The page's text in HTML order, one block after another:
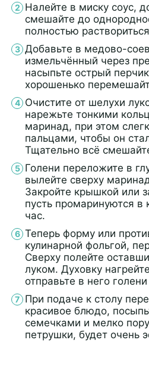
Налейте в миску соус,
смешайте до
полностью
Добавьте в медово-
измельчённый через
насыпьте острый
хорошенько
Очистите от шелухи
нарежьте тонкими
маринад, при этом
пальцами, чтобы он
Тщательно всё
Голени переложите в
вылейте сверху
Закройте крышкой или
пусть промаринуются в
час.
Теперь форму или
кулинарной фольгой,
Сверху полейте
луком. Духовку
отправьте в него
При подаче к столу
красивое блюдо,
семечками и мелко
петрушки, будет очень